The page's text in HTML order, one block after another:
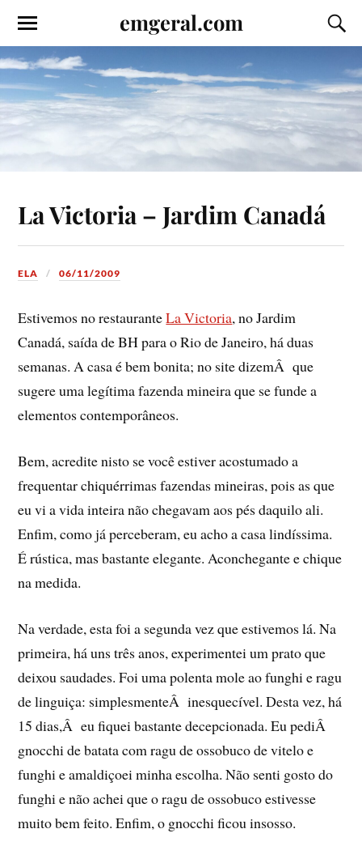
emgeral.com
La Victoria – Jardim Canadá
ELA 06/11/2009
Estivemos no restauranteLa Victoria, no Jardim
Canadá, saí­da de BH para o Rio de Janeiro, há duas
semanas. A casa é bem bonita; no site dizemÂ que
sugere uma legí­tima fazenda mineira que se funde a
elementos contemporâneos.
Bem, acredite nisto se você estiver acostumado a
frequentar chiquérrimas fazendas mineiras, pois as que
eu vi a vida inteira não chegavam aos pés daquilo ali.
Enfim, como já perceberam, eu acho a casa lindí­ssima.
É rústica, mas bastante elegante. Aconchegante e chique
na medida.
Na verdade, esta foi a segunda vez que estivemos lá. Na
primeira, há uns três anos, experimentei um prato que
deixou saudades. Foi uma polenta mole ao funghi e ragu
de linguiça: simplesmenteÂ inesquecí­vel. Desta vez, há
15 dias,Â eu fiquei bastante decepcionada. Eu pediÂ
gnocchi de batata com ragu de ossobuco de vitelo e
funghi e amaldiçoei minha escolha. Não senti gosto do
funghi e não achei que o ragu de ossobuco estivesse
muito bem feito. Enfim, o gnocchi ficou insosso.